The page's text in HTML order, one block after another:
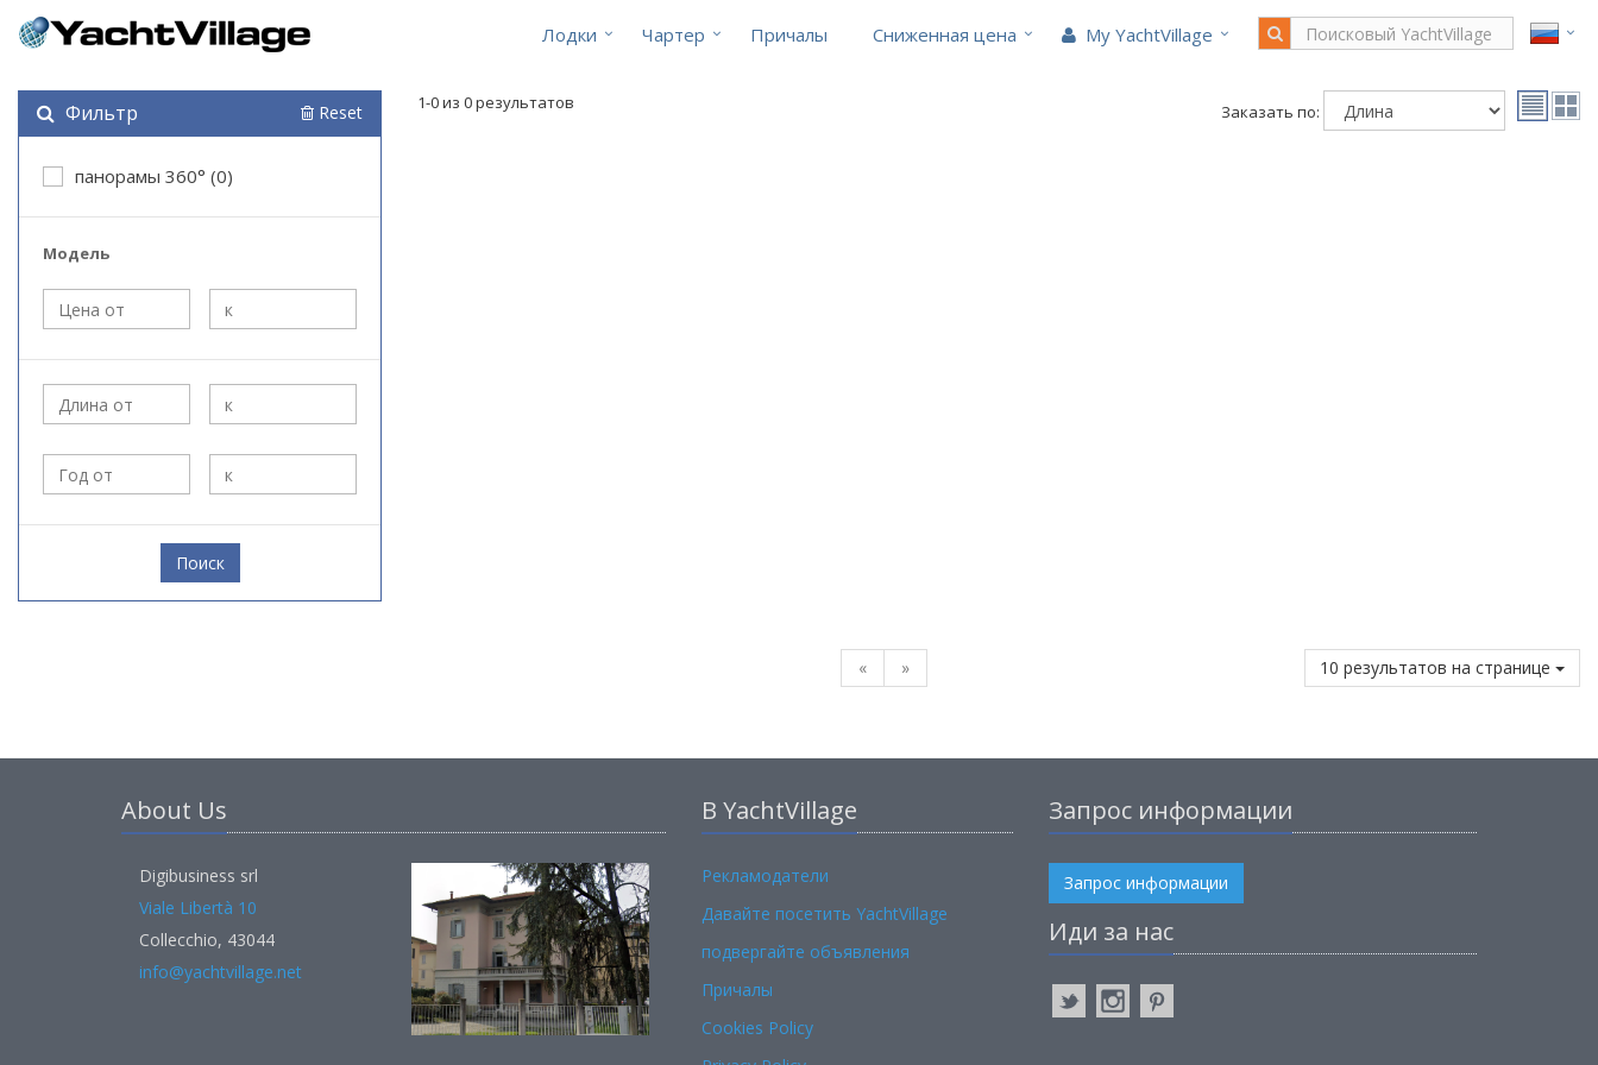
Лодки Чартер Причалы Cниженная цена My YachtVillage
Фильтр Reset
панорамы 360° (0)
Модель
Поиск
1-0 из 0 результатов Заказать по:
« » 10 результатов на странице
About Us
Digibusiness srl
Viale Libertà 10
Collecchio, 43044
info@yachtvillage.net
В YachtVillage
Рекламодатели
Давайте посетить YachtVillage
подвергайте объявления
Причалы
Cookies Policy
Запрос информации
Запрос информации
Иди за нас